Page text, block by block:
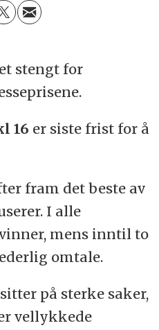
stengt for
16 er siste frist for å
fram det beste av
I alle
mens inntil to
omtale.
på sterke saker,
vellykkede